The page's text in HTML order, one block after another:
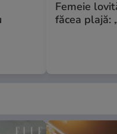
Femeie
făcea plajă: